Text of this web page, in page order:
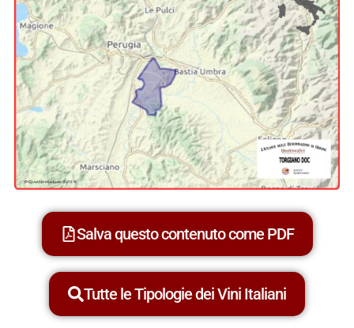
Salva questo contenuto come PDF
Tutte le Tipologie dei Vini Italiani